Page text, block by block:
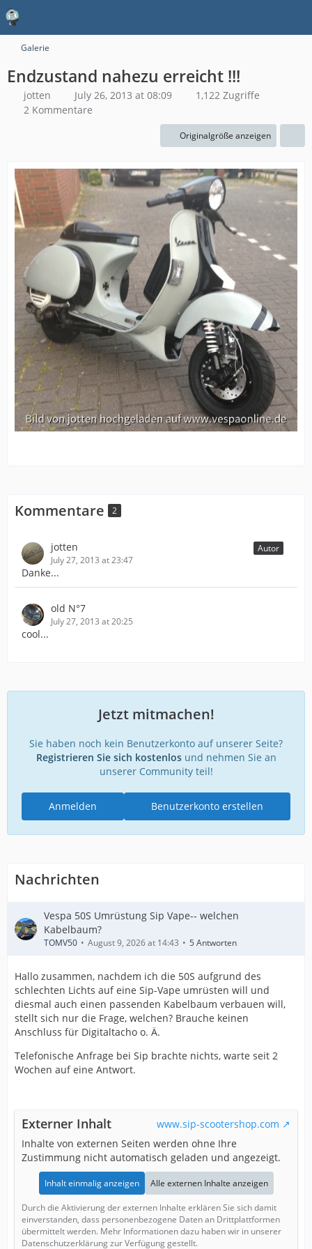
Galerie
Endzustand nahezu erreicht !!!
jotten July 26, 2013 at 08:09
1,122 Zugriffe
2 Kommentare
Originalgröße anzeigen
Kommentare 2
jotten
July 27, 2013 at 23:47
Autor
Danke...
old N°7
July 27, 2013 at 20:25
cool...
Jetzt mitmachen!
Sie haben noch kein Benutzerkonto auf unserer Seite?
Registrieren Sie sich kostenlosund nehmen Sie an
unserer Community teil!
Benutzerkonto erstellen
Anmelden
Nachrichten
Vespa 50S Umrüstung Sip Vape-- welchen
Kabelbaum?
TOMV50 August 9, 2026 at 14:43 5 Antworten
Hallo zusammen, nachdem ich die 50S aufgrund des
schlechten Lichts auf eine Sip-Vape umrüsten will und
diesmal auch einen passenden Kabelbaum verbauen will,
stellt sich nur die Frage, welchen? Brauche keinen
Anschluss für Digitaltacho o. Ä.
Telefonische Anfrage bei Sip brachte nichts, warte seit 2
Wochen auf eine Antwort.
Externer Inhalt
www.sip-scootershop.com
Inhalte von externen Seiten werden ohne Ihre
Zustimmung nicht automatisch geladen und angezeigt.
Inhalt einmalig anzeigen Alle externen Inhalte anzeigen
Durch die Aktivierung der externen Inhalte erklären Sie sich damit
einverstanden, dass personenbezogene Daten an Drittplattformen
übermittelt werden. Mehr Informationen dazu haben wir in unserer
Datenschutzerklärung zur Verfügung gestellt.